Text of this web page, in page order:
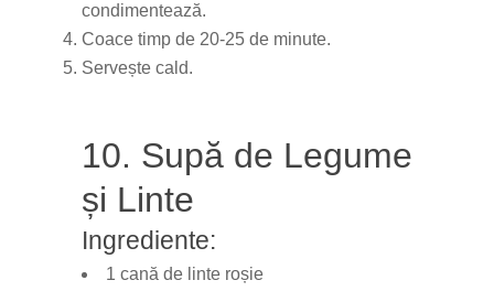
condimentează.
Coace timp de 20-25 de minute.
Servește cald.
10. Supă de Legume
și Linte
Ingrediente:
1 cană de linte roșie